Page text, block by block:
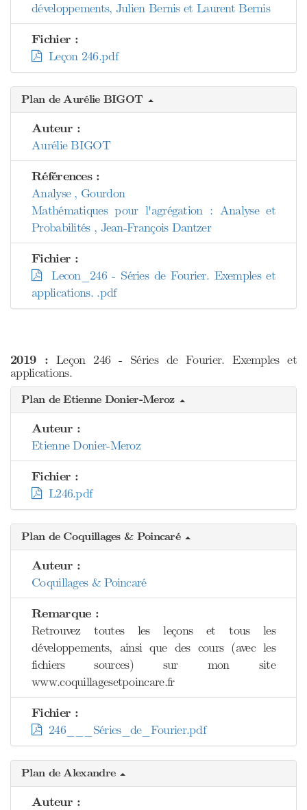
développements, Julien Bernis et Laurent Bernis
Fichier :
Leçon 246.pdf
Plan de Aurélie BIGOT
Auteur :
Aurélie BIGOT
Références :
Analyse , Gourdon
Mathématiques pour l'agrégation : Analyse et
Probabilités , Jean-François Dantzer
Fichier :
Lecon_246 - Séries de Fourier. Exemples et
applications. .pdf
2019 : Leçon 246 - Séries de Fourier. Exemples et
applications.
Plan de Etienne Donier-Meroz
Auteur :
Etienne Donier-Meroz
Fichier :
L246.pdf
Plan de Coquillages & Poincaré
Auteur :
Coquillages & Poincaré
Remarque :
Retrouvez toutes les leçons et tous les
développements, ainsi que des cours (avec les
fichiers sources) sur mon site
www.coquillagesetpoincare.fr
Fichier :
246___Séries_de_Fourier.pdf
Plan de Alexandre
Auteur :